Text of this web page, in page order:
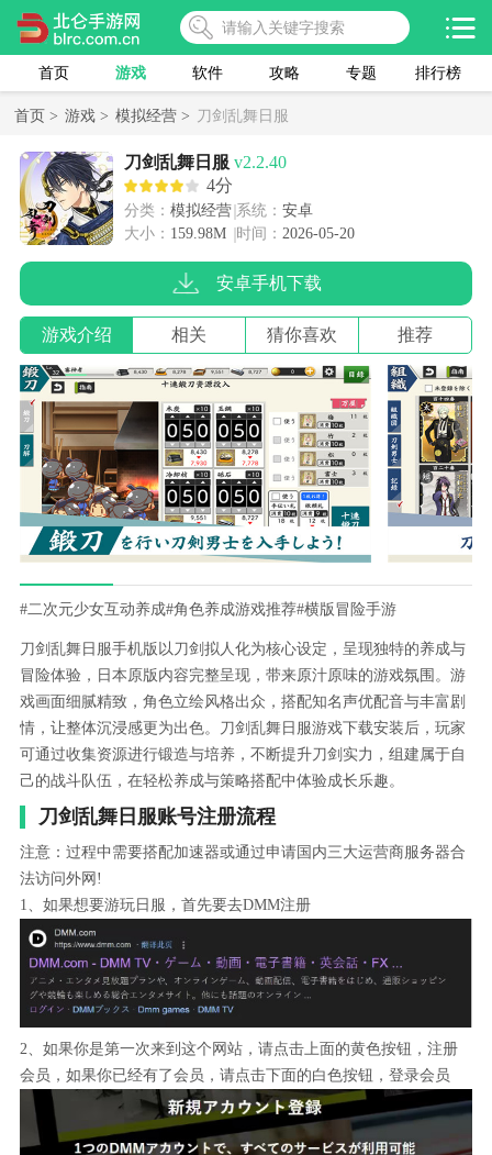
首页 游戏 软件 攻略 专题 排行榜
首页 > 游戏 > 模拟经营 > 刀剑乱舞日服
刀剑乱舞日服 v2.2.40
4分
分类： 模拟经营 系统： 安卓
大小： 159.98M 时间： 2026-05-20
安卓手机下载
游戏介绍 相关 猜你喜欢 推荐
#二次元少女互动养成#角色养成游戏推荐#横版冒险手游
刀剑乱舞日服手机版以刀剑拟人化为核心设定，呈现独特的养成与
冒险体验，日本原版内容完整呈现，带来原汁原味的游戏氛围。游
戏画面细腻精致，角色立绘风格出众，搭配知名声优配音与丰富剧
情，让整体沉浸感更为出色。刀剑乱舞日服游戏下载安装后，玩家
可通过收集资源进行锻造与培养，不断提升刀剑实力，组建属于自
己的战斗队伍，在轻松养成与策略搭配中体验成长乐趣。
刀剑乱舞日服账号注册流程
注意：过程中需要搭配加速器或通过申请国内三大运营商服务器合
法访问外网!
1、如果想要游玩日服，首先要去DMM注册
2、如果你是第一次来到这个网站，请点击上面的黄色按钮，注册
会员，如果你已经有了会员，请点击下面的白色按钮，登录会员